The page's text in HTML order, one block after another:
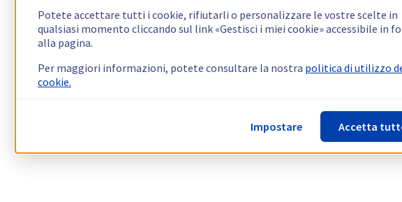
Potete accettare tutti i cookie, rifiutarli o personalizzare le vostre scelte in
qualsiasi momento cliccando sul link «Gestisci i miei cookie» accessibile in
alla pagina.
Per maggiori informazioni, potete consultare la nostra politica di utilizzo
cookie.
Impostare Accetta